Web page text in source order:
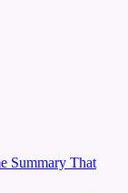
Summary That